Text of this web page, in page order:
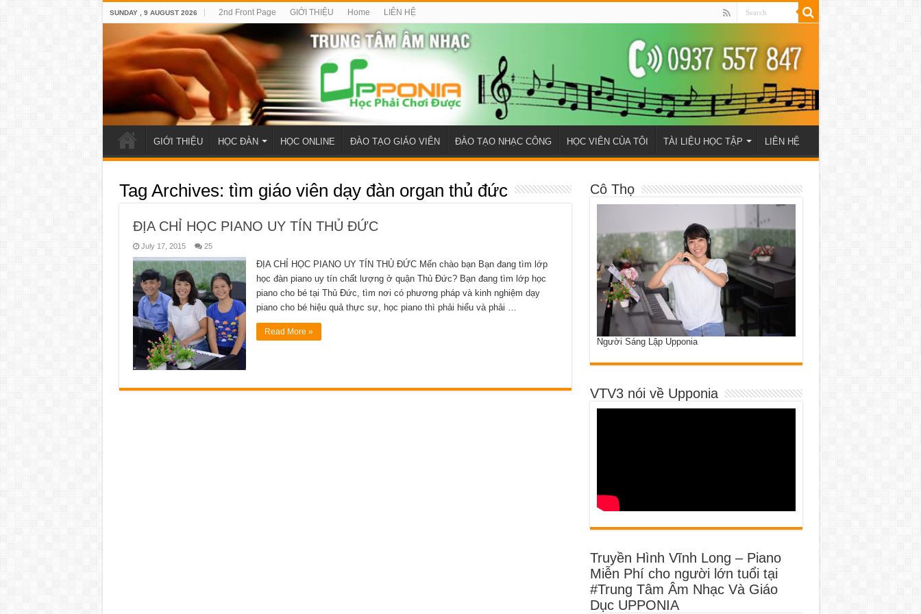
SUNDAY , 9 AUGUST 2026 2nd Front Page GIỚI THIỆU Home LIÊN HỆ
GIỚI THIỆU HỌC ĐÀN HỌC ONLINE ĐÀO TẠO GIÁO VIÊN ĐÀO TẠO NHẠC CÔNG HỌC VIÊN CỦA TÔI TÀI LIỆU HỌC TẬP LIÊN HỆ
Tag Archives: tìm giáo viên dạy đàn organ thủ đức
ĐỊA CHỈ HỌC PIANO UY TÍN THỦ ĐỨC
July 17, 2015 25
ĐỊA CHỈ HỌC PIANO UY TÍN THỦ ĐỨC Mến chào bạn Bạn đang tìm lớp
học đàn piano uy tín chất lượng ở quận Thủ Đức? Bạn đang tìm lớp học
piano cho bé tại Thủ Đức, tìm nơi có phương pháp và kinh nghiệm dạy
piano cho bé hiệu quả thực sự, học piano thì phải hiểu và phải …
Read More »
Cô Thọ
Người Sáng Lập Upponia
VTV3 nói về Upponia
Truyền Hình Vĩnh Long – Piano
Miễn Phí cho người lớn tuổi tại
#Trung Tâm Âm Nhạc Và Giáo
Dục UPPONIA